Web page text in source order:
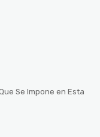
Se Impone en Esta